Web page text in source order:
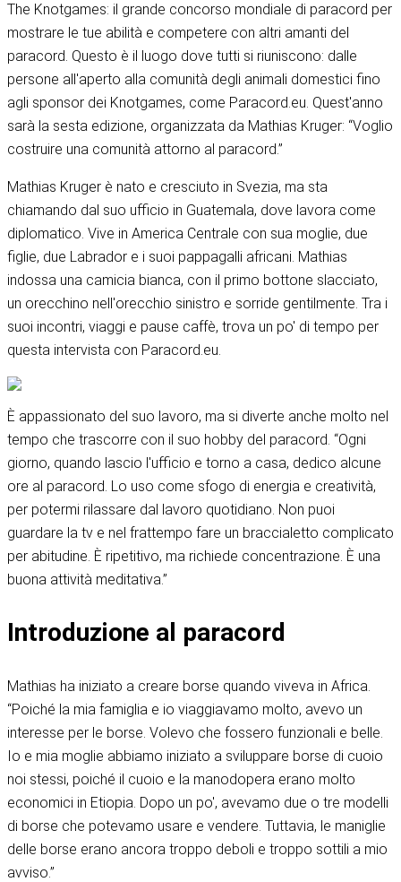
The Knotgames: il grande concorso mondiale di paracord per
mostrare le tue abilità e competere con altri amanti del
paracord. Questo è il luogo dove tutti si riuniscono: dalle
persone all'aperto alla comunità degli animali domestici fino
agli sponsor dei Knotgames, come Paracord.eu. Quest'anno
sarà la sesta edizione, organizzata da Mathias Kruger: “Voglio
costruire una comunità attorno al paracord.”
Mathias Kruger è nato e cresciuto in Svezia, ma sta
chiamando dal suo ufficio in Guatemala, dove lavora come
diplomatico. Vive in America Centrale con sua moglie, due
figlie, due Labrador e i suoi pappagalli africani. Mathias
indossa una camicia bianca, con il primo bottone slacciato,
un orecchino nell'orecchio sinistro e sorride gentilmente. Tra i
suoi incontri, viaggi e pause caffè, trova un po' di tempo per
questa intervista con Paracord.eu.
È appassionato del suo lavoro, ma si diverte anche molto nel
tempo che trascorre con il suo hobby del paracord. “Ogni
giorno, quando lascio l'ufficio e torno a casa, dedico alcune
ore al paracord. Lo uso come sfogo di energia e creatività,
per potermi rilassare dal lavoro quotidiano. Non puoi
guardare la tv e nel frattempo fare un braccialetto complicato
per abitudine. È ripetitivo, ma richiede concentrazione. È una
buona attività meditativa.”
Introduzione al paracord
Mathias ha iniziato a creare borse quando viveva in Africa.
“Poiché la mia famiglia e io viaggiavamo molto, avevo un
interesse per le borse. Volevo che fossero funzionali e belle.
Io e mia moglie abbiamo iniziato a sviluppare borse di cuoio
noi stessi, poiché il cuoio e la manodopera erano molto
economici in Etiopia. Dopo un po', avevamo due o tre modelli
di borse che potevamo usare e vendere. Tuttavia, le maniglie
delle borse erano ancora troppo deboli e troppo sottili a mio
avviso.”